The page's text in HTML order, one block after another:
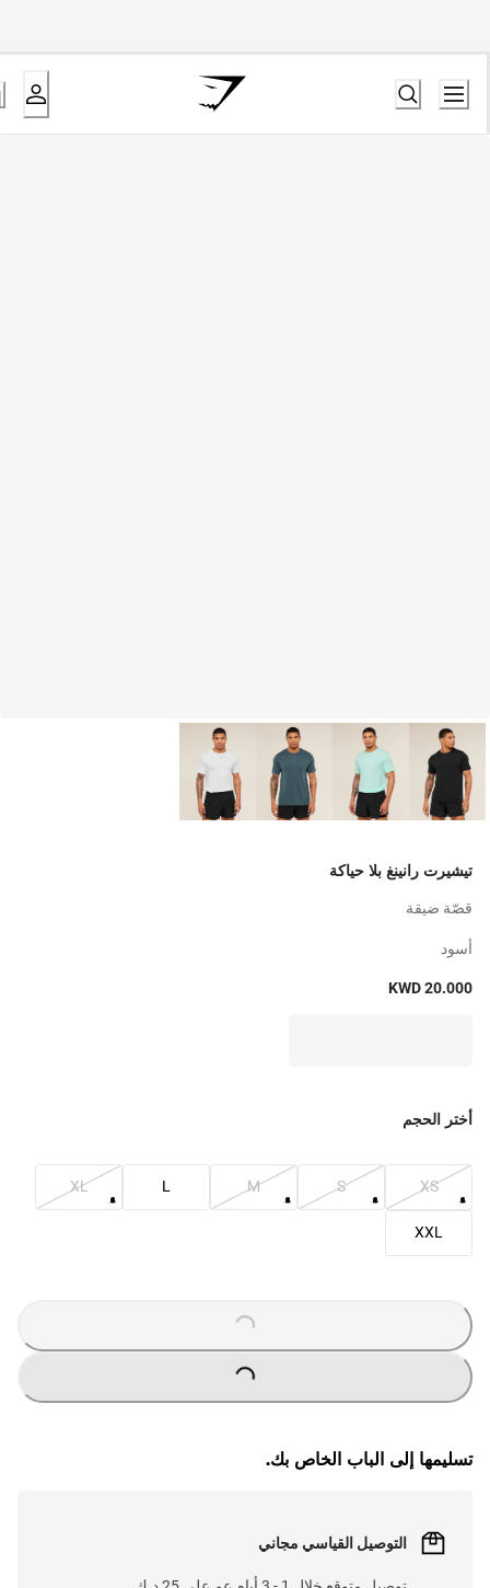
تيشيرت رانينغ بلا حياكة
قصّة ضيقة
أسود
KWD 20.000
أختر الحجم
XS
S
M
L
XL
XXL
L
...
LO
A
D
IN
G
...
تسليمها إلى الباب الخاص بك.
التوصيل القياسي مجاني